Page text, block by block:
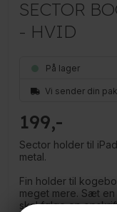
SECTOR
- HVID
På lager
Vi sender din
199
Sector holder til
metal.
Fin holder til
meget mere. Sæt
skal følge en